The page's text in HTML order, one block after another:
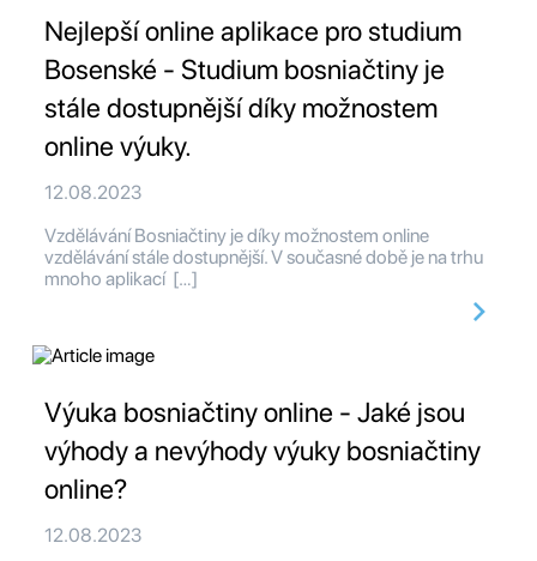
Nejlepší online aplikace pro studium
Bosenské - Studium bosniačtiny je
stále dostupnější díky možnostem
online výuky.
12.08.2023
Vzdělávání Bosniačtiny je díky možnostem online
vzdělávání stále dostupnější. V současné době je na trhu
mnoho aplikací […]
Výuka bosniačtiny online - Jaké jsou
výhody a nevýhody výuky bosniačtiny
online?
12.08.2023